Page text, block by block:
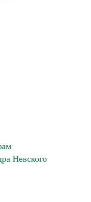
Невского